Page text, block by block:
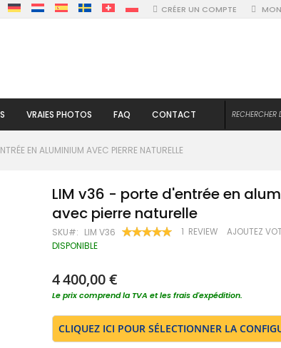
CRÉER UN COMPTE
VRAIES PHOTOS FAQ CONTACT
EN ALUMINIUM AVEC PIERRE NATURELLE
LIM v36 - porte d'entrée en
avec pierre naturelle
SKU LIM V36 RATING: 1 REVIEW AJOUTEZ
DISPONIBLE
4 400,00 €
Le prix comprend la TVA et les frais d'expédition.
CLIQUEZ ICI POUR SÉLECTIONNER LA